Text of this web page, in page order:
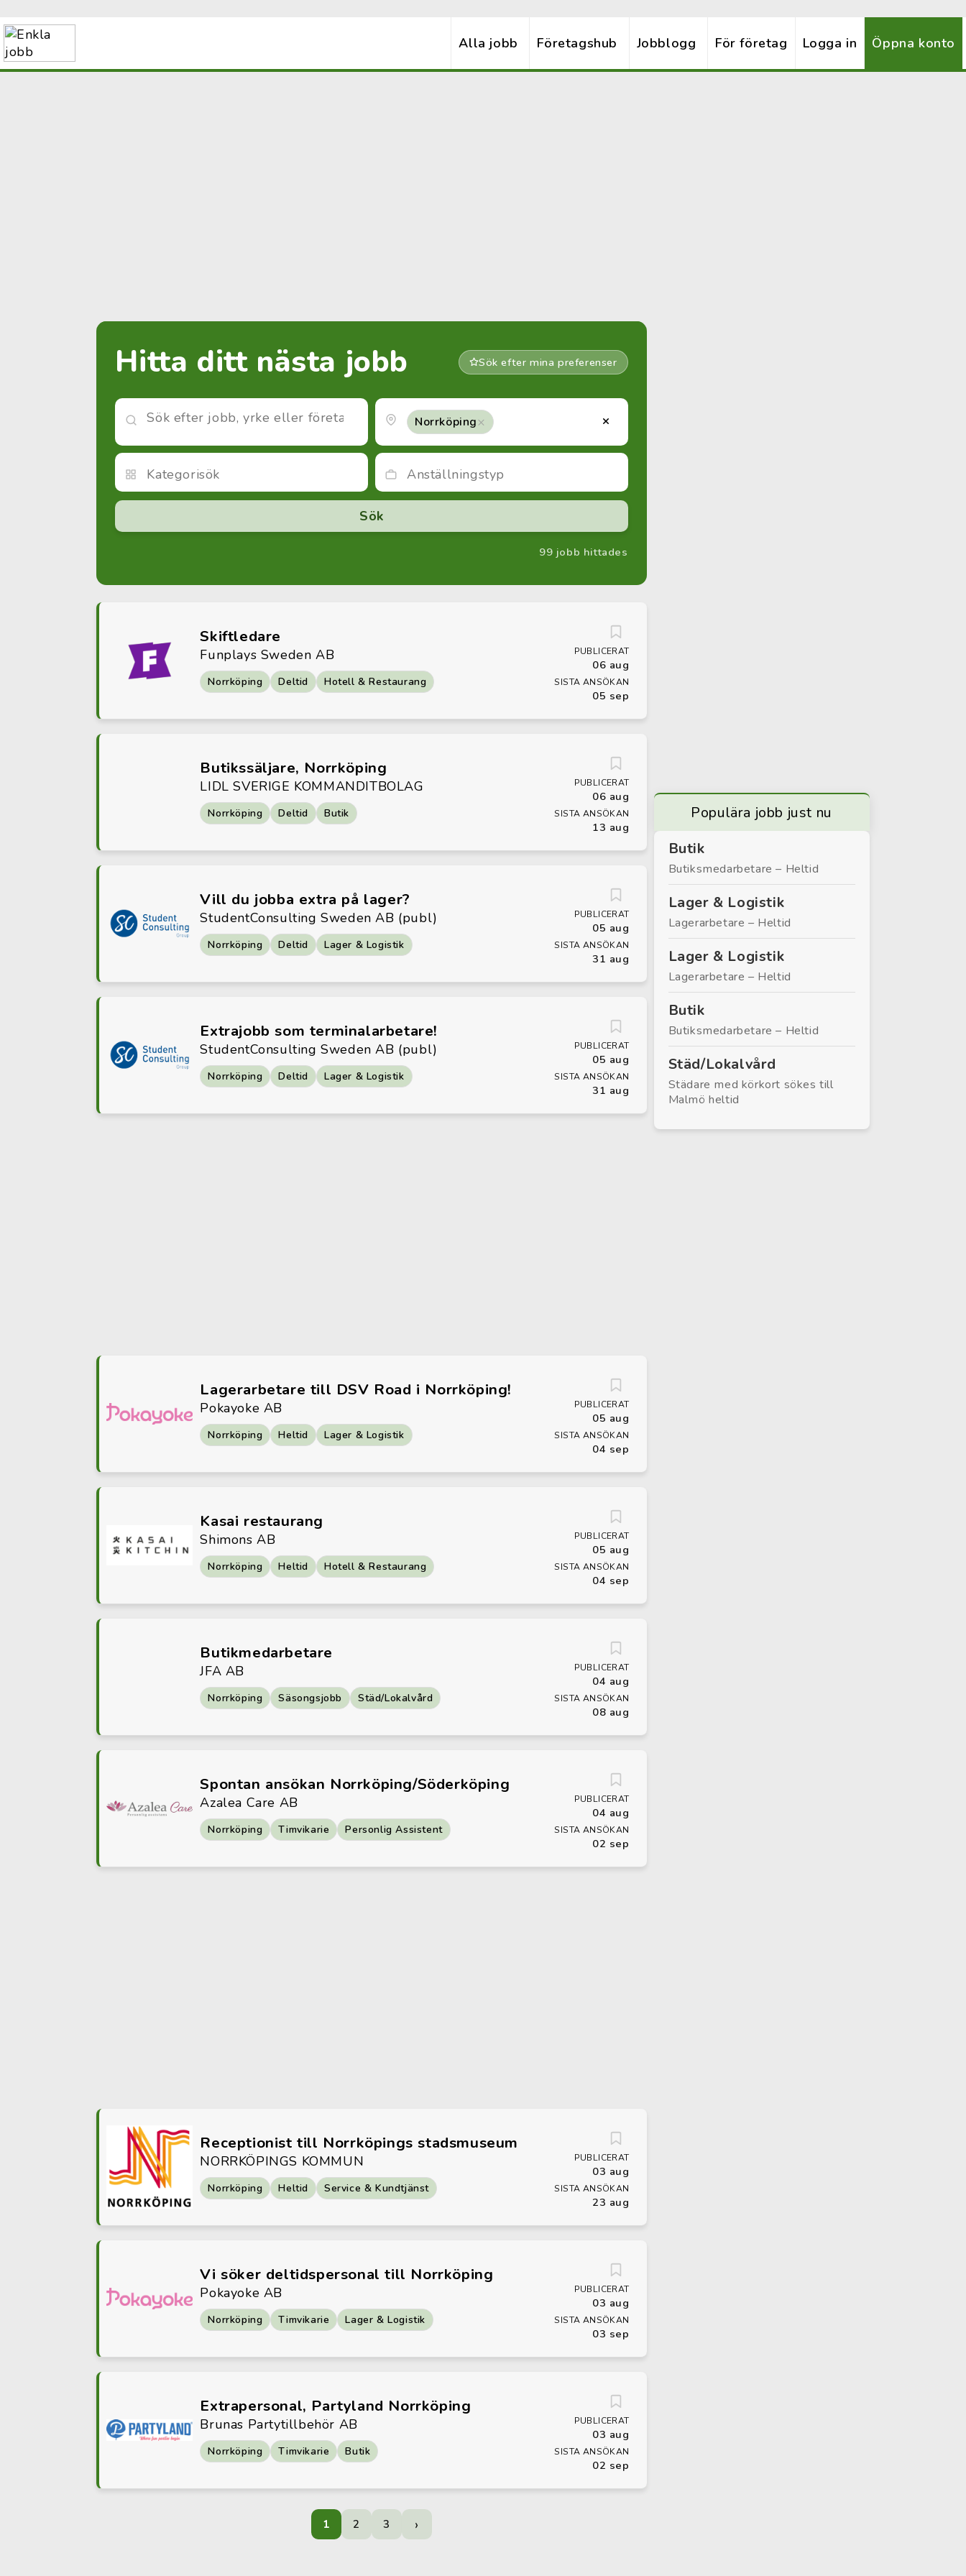
Alla jobb Företagshub Jobblogg För företag Logga in Öppna konto
Hitta ditt nästa jobb Sök efter mina preferenser
×
×
Norrköping
99 jobb hittades
Skiftledare
Funplays Sweden AB
Norrköping Deltid Hotell & Restaurang
PUBLICERAT
06 aug
SISTA ANSÖKAN
05 sep
Butikssäljare, Norrköping
LIDL SVERIGE KOMMANDITBOLAG
Norrköping Deltid Butik
PUBLICERAT
06 aug
SISTA ANSÖKAN
13 aug
Vill du jobba extra på lager?
StudentConsulting Sweden AB (publ)
Norrköping Deltid Lager & Logistik
PUBLICERAT
05 aug
SISTA ANSÖKAN
31 aug
Extrajobb som terminalarbetare!
StudentConsulting Sweden AB (publ)
Norrköping Deltid Lager & Logistik
PUBLICERAT
05 aug
SISTA ANSÖKAN
31 aug
Lagerarbetare till DSV Road i Norrköping!
Pokayoke AB
Norrköping Heltid Lager & Logistik
PUBLICERAT
05 aug
SISTA ANSÖKAN
04 sep
Kasai restaurang
Shimons AB
Norrköping Heltid Hotell & Restaurang
PUBLICERAT
05 aug
SISTA ANSÖKAN
04 sep
Butikmedarbetare
JFA AB
Norrköping Säsongsjobb Städ/Lokalvård
PUBLICERAT
04 aug
SISTA ANSÖKAN
08 aug
Spontan ansökan Norrköping/Söderköping
Azalea Care AB
Norrköping Timvikarie Personlig Assistent
PUBLICERAT
04 aug
SISTA ANSÖKAN
02 sep
Receptionist till Norrköpings stadsmuseum
NORRKÖPINGS KOMMUN
Norrköping Heltid Service & Kundtjänst
PUBLICERAT
03 aug
SISTA ANSÖKAN
23 aug
Vi söker deltidspersonal till Norrköping
Pokayoke AB
Norrköping Timvikarie Lager & Logistik
PUBLICERAT
03 aug
SISTA ANSÖKAN
03 sep
Extrapersonal, Partyland Norrköping
Brunas Partytillbehör AB
Norrköping Timvikarie Butik
PUBLICERAT
03 aug
SISTA ANSÖKAN
02 sep
1 2 3 ›
Populära jobb just nu
Butik
Butiksmedarbetare – Heltid
Lager & Logistik
Lagerarbetare – Heltid
Lager & Logistik
Lagerarbetare – Heltid
Butik
Butiksmedarbetare – Heltid
Städ/Lokalvård
Städare med körkort sökes till
Malmö heltid